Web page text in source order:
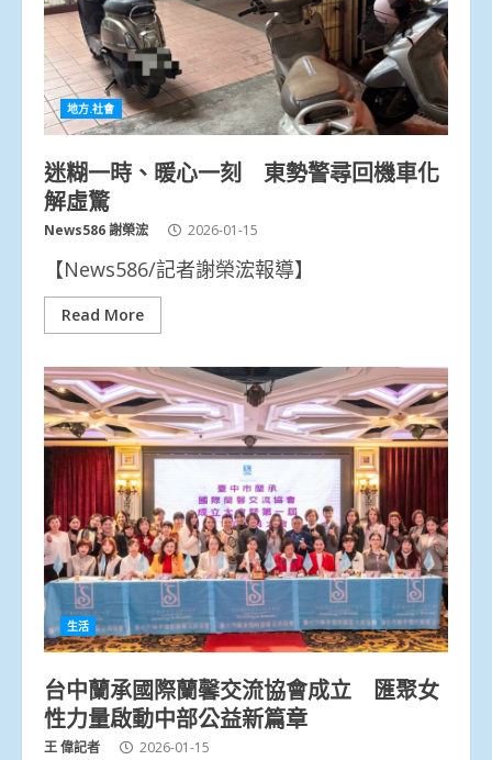
地方.社會
迷糊一時、暖心一刻 東勢警尋回機車化
解虛驚
News586 謝榮浤 2026-01-15
【News586/記者謝榮浤報導】
Read More
生活
台中蘭承國際蘭馨交流協會成立 匯聚女
性力量啟動中部公益新篇章
王 偉記者 2026-01-15